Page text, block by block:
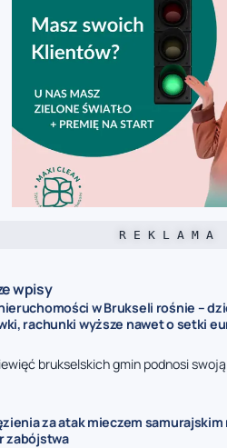
R E K L A M A
wpisy
w Brukseli rośnie –
rachunki wyższe nawet o setki
brukselskich gmin podnosi
za atak mieczem samurajskim
zabójstwa